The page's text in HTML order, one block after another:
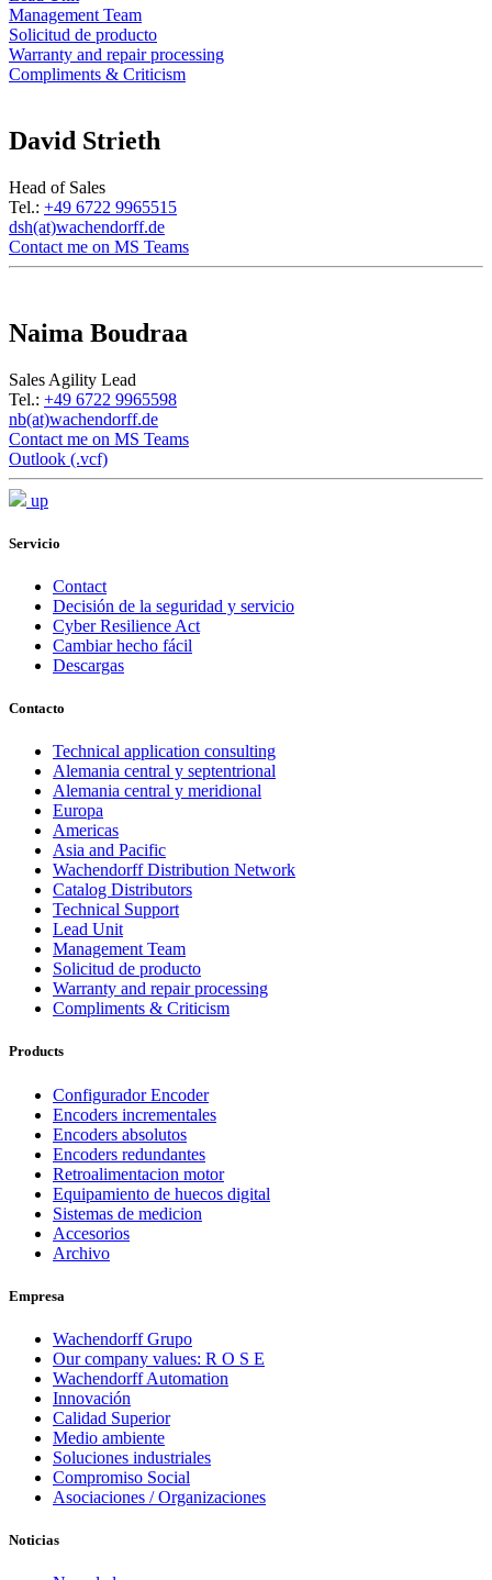
Management Team
Solicitud de producto
Warranty and repair processing
Compliments & Criticism
David Strieth
Head of Sales
Tel.: +49 6722 9965515
dsh(at)wachendorff.de
Contact me on MS Teams
Naima Boudraa
Sales Agility Lead
Tel.: +49 6722 9965598
nb(at)wachendorff.de
Contact me on MS Teams
Outlook (.vcf)
up
Servicio
Contact
Decisión de la seguridad y servicio
Cyber Resilience Act
Cambiar hecho fácil
Descargas
Contacto
Technical application consulting
Alemania central y septentrional
Alemania central y meridional
Europa
Americas
Asia and Pacific
Wachendorff Distribution Network
Catalog Distributors
Technical Support
Lead Unit
Management Team
Solicitud de producto
Warranty and repair processing
Compliments & Criticism
Products
Configurador Encoder
Encoders incrementales
Encoders absolutos
Encoders redundantes
Retroalimentacion motor
Equipamiento de huecos digital
Sistemas de medicion
Accesorios
Archivo
Empresa
Wachendorff Grupo
Our company values: R O S E
Wachendorff Automation
Innovación
Calidad Superior
Medio ambiente
Soluciones industriales
Compromiso Social
Asociaciones / Organizaciones
Noticias